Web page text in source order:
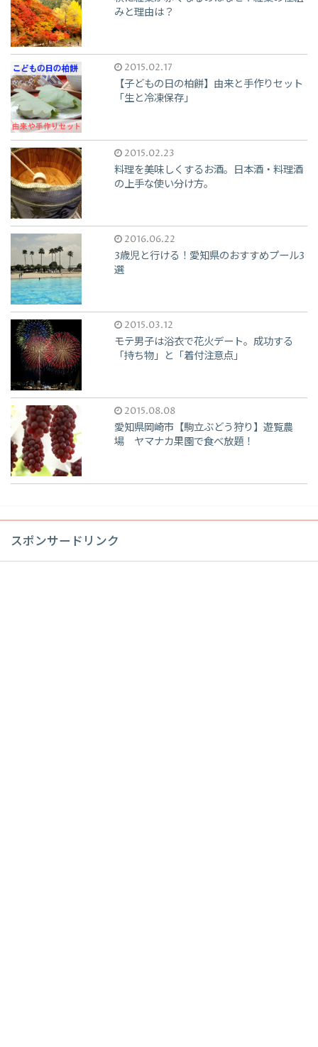
みと理由は？
2015.02.17
【子どもの日の柏餅】由来と手作りセット
「生と冷凍保存」
2015.02.23
料理を美味しくするお酒。日本酒・料理酒
の上手な使い分け方。
2016.06.22
3歳児と行ける！愛知県のおすすめプール3
選
2015.03.12
モテ男子は浴衣で花火デート。成功する
「持ち物」と「着付注意点」
2015.08.08
愛知県岡崎市【駒立ぶどう狩り】遊覧農
場 ヤマナカ果園で食べ放題！
スポンサードリンク